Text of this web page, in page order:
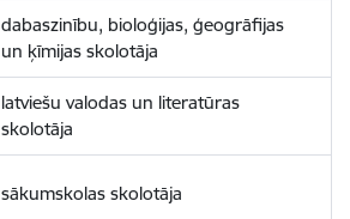
dabaszinību, bioloģijas, ģeogrāfijas
un ķīmijas skolotāja
latviešu valodas un literatūras
skolotāja
sākumskolas skolotāja